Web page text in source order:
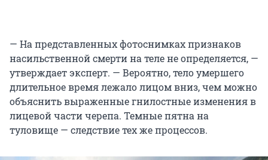
— На представленных фотоснимках признаков
насильственной смерти на теле не определяется, —
утверждает эксперт. — Вероятно, тело умершего
длительное время лежало лицом вниз, чем можно
объяснить выраженные гнилостные изменения в
лицевой части черепа. Темные пятна на
туловище — следствие тех же процессов.